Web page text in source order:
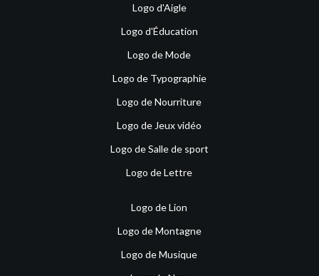
Logo d'Aigle
Logo d'Éducation
Logo de Mode
Logo de Typographie
Logo de Nourriture
Logo de Jeux vidéo
Logo de Salle de sport
Logo de Lettre
Logo de Lion
Logo de Montagne
Logo de Musique